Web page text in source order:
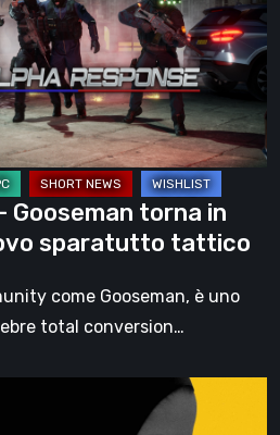
Gooseman torna in
sparatutto tattico
come Gooseman, è uno
total conversion…